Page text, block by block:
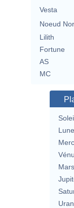
Vesta
Noeud
Lilith
Fortune
AS
MC
Lune
Mars